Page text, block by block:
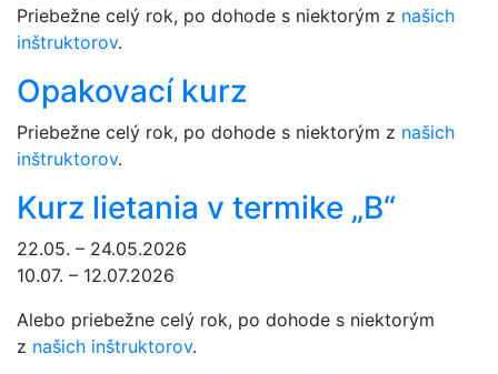
Priebežne celý rok, po dohode s niektorým z našich
inštruktorov.
Opakovací kurz
Priebežne celý rok, po dohode s niektorým z našich
inštruktorov.
Kurz lietania v termike „B“
22.05. – 24.05.2026
10.07. – 12.07.2026
Alebo priebežne celý rok, po dohode s niektorým
z našich inštruktorov.